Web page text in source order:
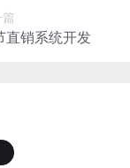
直销系统开发